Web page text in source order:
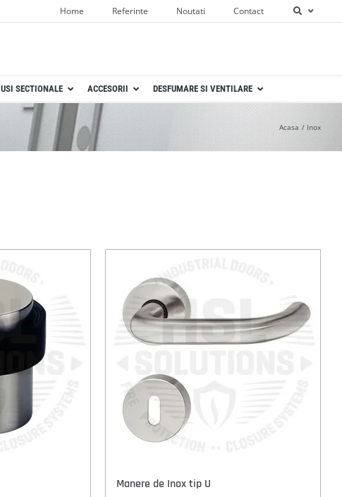
Home Referinte Noutati Contact
USI SECTIONALE ACCESORII DESFUMARE SI VENTILARE
Acasa Inox
Manere de Inox tip U